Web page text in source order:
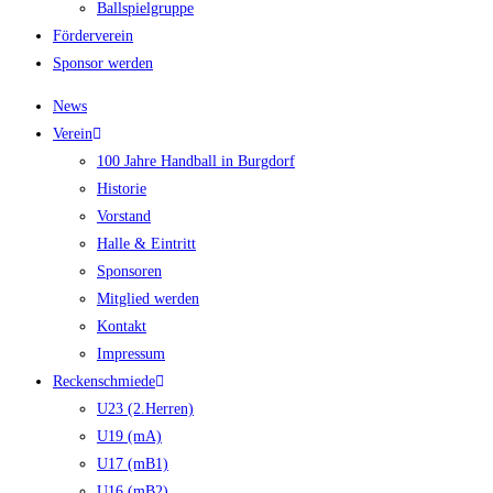
Ballspielgruppe
Förderverein
Sponsor werden
News
Verein
100 Jahre Handball in Burgdorf
Historie
Vorstand
Halle & Eintritt
Sponsoren
Mitglied werden
Kontakt
Impressum
Reckenschmiede
U23 (2.Herren)
U19 (mA)
U17 (mB1)